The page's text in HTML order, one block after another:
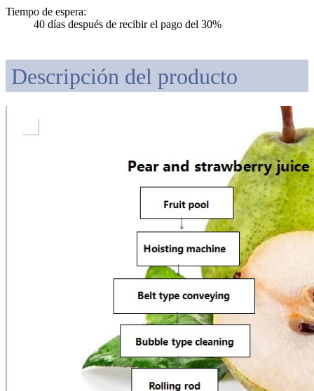
Tiempo de espera:
40 días después de recibir el pago del 30%
Descripción del producto